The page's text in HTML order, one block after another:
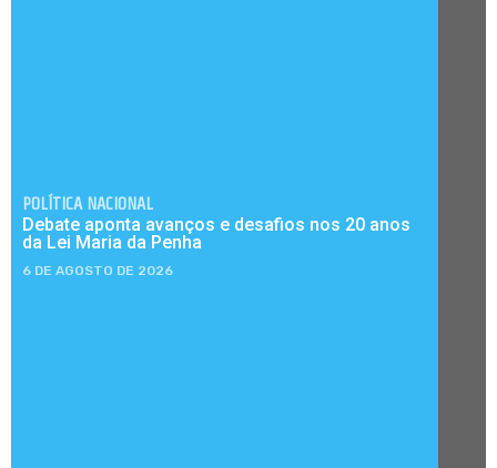
POLÍTICA NACIONAL
Debate aponta avanços e desafios nos 20 anos
da Lei Maria da Penha
6 DE AGOSTO DE 2026